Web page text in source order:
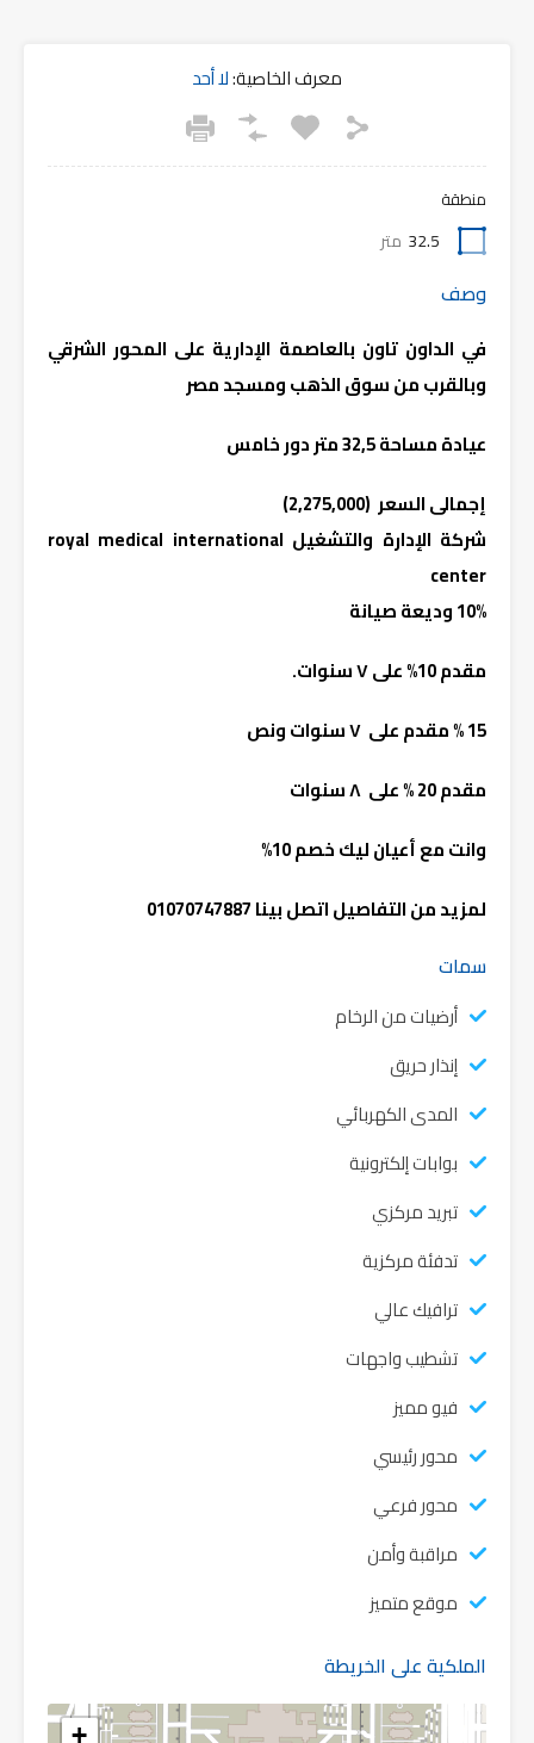
معرف الخاصية:لا أحد
منطقة
32.5 متر
وصف
في الداون تاون بالعاصمة الإدارية على المحور الشرقي
وبالقرب من سوق الذهب ومسجد مصر
عيادة مساحة 32,5 متر دور خامس
إجمالى السعر (2,275,000)
شركة الإدارة والتشغيل royal medical international
center
10% وديعة صيانة
مقدم 10% على ٧ سنوات.
15 % مقدم على ٧ سنوات ونص
مقدم 20 % على ٨ سنوات
وانت مع أعيان ليك خصم 10%
لمزيد من التفاصيل اتصل بينا 01070747887
سمات
أرضيات من الرخام
إنذار حريق
المدى الكهربائي
بوابات إلكترونية
تبريد مركزي
تدفئة مركزية
ترافيك عالي
تشطيب واجهات
فيو مميز
محور رئيسي
محور فرعي
مراقبة وأمن
موقع متميز
الملكية على الخريطة
+